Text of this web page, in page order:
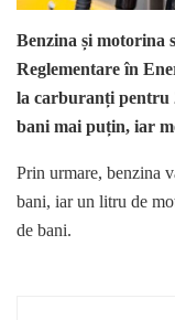
Benzina și motorina
Reglementare în
la carburanți pentru
bani mai puțin, iar
Prin urmare, benzina
bani, iar un litru de
de bani.